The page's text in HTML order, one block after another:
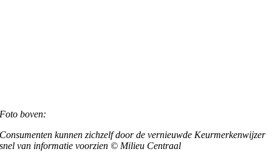
Foto boven:
Consumenten kunnen zichzelf door de vernieuwde Keurmerkenwijzer
snel van informatie voorzien © Milieu Centraal